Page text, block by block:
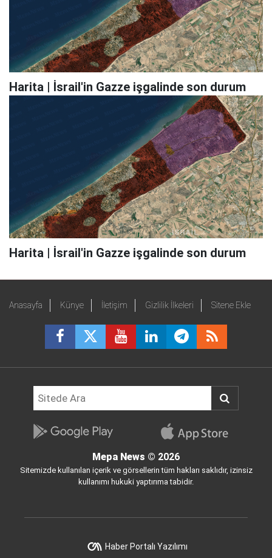
Harita | İsrail'in Gazze işgalinde son durum
Harita | İsrail'in Gazze işgalinde son durum
Anasayfa Künye İletişim Gizlilik İlkeleri Sitene Ekle
Mepa News © 2026
Sitemizde kullanılan içerik ve görsellerin tüm hakları saklıdır, izinsiz
kullanımı hukuki yaptırıma tabidir.
Haber Portalı Yazılımı